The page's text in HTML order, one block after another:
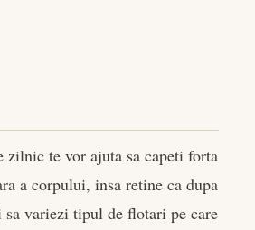
zilnic te vor ajuta sa capeti forta
a corpului, insa retine ca dupa
variezi tipul de flotari pe care